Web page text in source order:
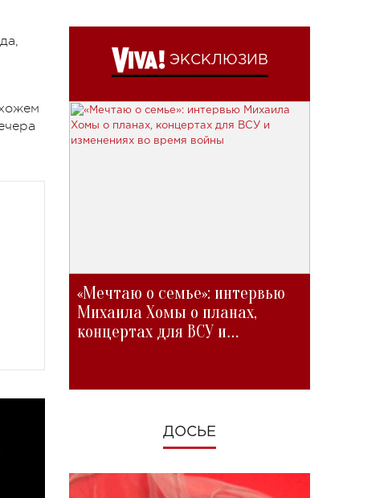
ЭКСКЛЮЗИВ
«Мечтаю о семье»: интервью
Михаила Хомы о планах,
концертах для ВСУ и
ДОСЬЕ